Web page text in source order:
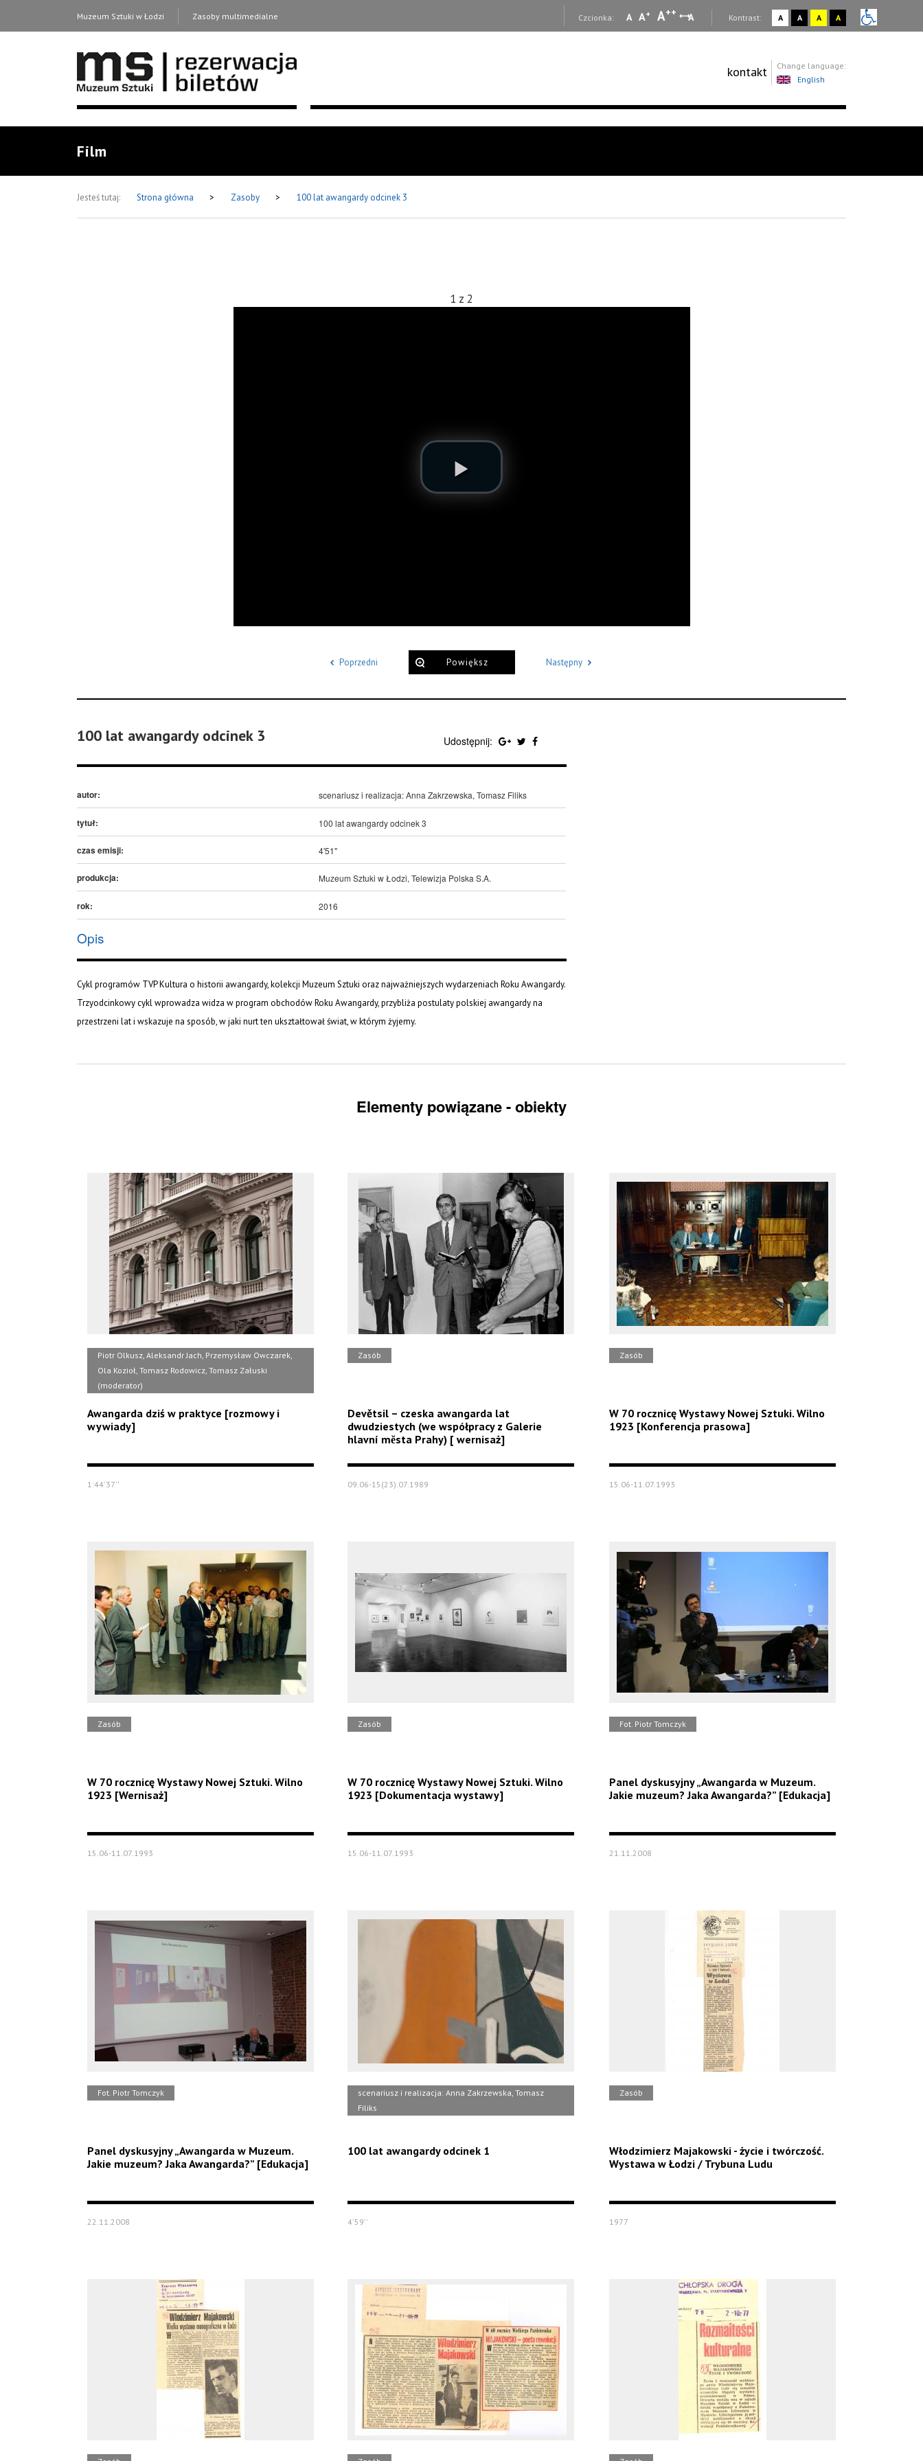
Muzeum Sztuki w Łodzi Zasoby multimedialne Czcionka: A A+ A++ A Kontrast: A A A A
kontakt
Change language:
English
Film
Jesteś tutaj: Strona główna > Zasoby > 100 lat awangardy odcinek 3
1 z 2
Poprzedni Powiększ Następny
100 lat awangardy odcinek 3 Udostępnij:
autor: scenariusz i realizacja: Anna Zakrzewska, Tomasz Filiks
tytuł: 100 lat awangardy odcinek 3
czas emisji: 4'51''
produkcja: Muzeum Sztuki w Łodzi, Telewizja Polska S.A.
rok: 2016
Opis
Cykl programów TVP Kultura o historii awangardy, kolekcji Muzeum Sztuki oraz najważniejszych wydarzeniach Roku Awangardy.
Trzyodcinkowy cykl wprowadza widza w program obchodów Roku Awangardy, przybliża postulaty polskiej awangardy na
przestrzeni lat i wskazuje na sposób, w jaki nurt ten ukształtował świat, w którym żyjemy.
Elementy powiązane - obiekty
Piotr Olkusz, Aleksandr Jach, Przemysław Owczarek,
Ola Kozioł, Tomasz Rodowicz, Tomasz Załuski
(moderator)
Awangarda dziś w praktyce [rozmowy i
wywiady]
1:44'37''
Zasób
Devětsil – czeska awangarda lat
dwudziestych (we współpracy z Galerie
hlavní mĕsta Prahy) [ wernisaż]
09.06-15(23).07.1989
Zasób
W 70 rocznicę Wystawy Nowej Sztuki. Wilno
1923 [Konferencja prasowa]
15.06-11.07.1993
Zasób
W 70 rocznicę Wystawy Nowej Sztuki. Wilno
1923 [Wernisaż]
15.06-11.07.1993
Zasób
W 70 rocznicę Wystawy Nowej Sztuki. Wilno
1923 [Dokumentacja wystawy]
15.06-11.07.1993
Fot. Piotr Tomczyk
Panel dyskusyjny „Awangarda w Muzeum.
Jakie muzeum? Jaka Awangarda?” [Edukacja]
21.11.2008
Fot. Piotr Tomczyk
Panel dyskusyjny „Awangarda w Muzeum.
Jakie muzeum? Jaka Awangarda?” [Edukacja]
22.11.2008
scenariusz i realizacja: Anna Zakrzewska, Tomasz
Filiks
100 lat awangardy odcinek 1
4'59''
Zasób
Włodzimierz Majakowski - życie i twórczość.
Wystawa w Łodzi / Trybuna Ludu
1977